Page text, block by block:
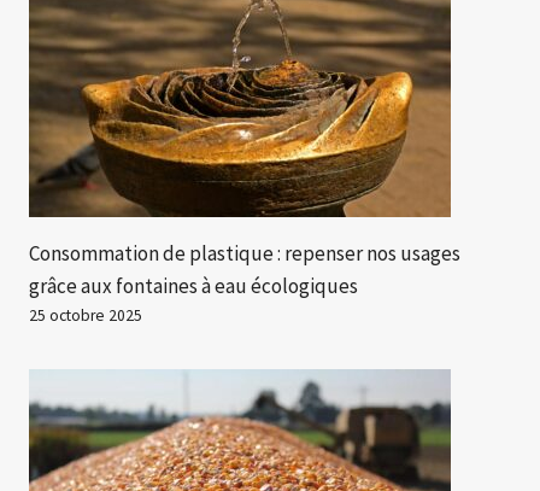
Consommation de plastique : repenser nos usages
grâce aux fontaines à eau écologiques
25 octobre 2025